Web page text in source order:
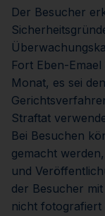
Der Besucher
Fort Eben-
Monat, es sei
Straftat
Bei Besuchen
gemacht
und
der Besucher
nicht fotografiert